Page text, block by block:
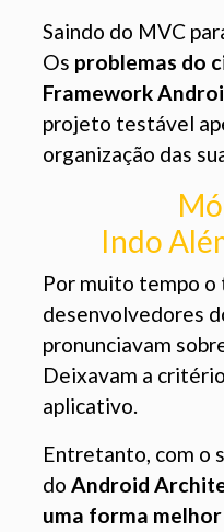
Saindo do MVC
Os problemas do
Framework
projeto testável
organização das
Indo
Por muito tempo o
desenvolvedores
pronunciavam
Deixavam a
aplicativo.
Entretanto, com o
do Android
uma forma